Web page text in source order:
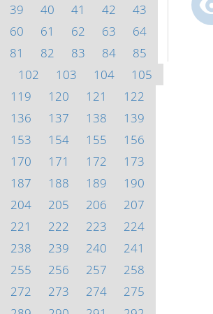
39 40 41 42
43
60 61 62 63
64
81 82 83 84
85
102 103 104
105
119 120 121
122
136 137 138
139
153 154 155
156
170 171 172
173
187 188 189
190
204 205 206
207
221 222 223
224
238 239 240
241
255 256 257
258
272 273 274
275